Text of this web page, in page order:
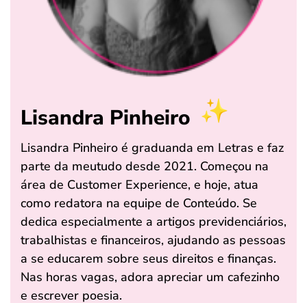
Lisandra Pinheiro
Lisandra Pinheiro é graduanda em Letras e faz
parte da meutudo desde 2021. Começou na
área de Customer Experience, e hoje, atua
como redatora na equipe de Conteúdo. Se
dedica especialmente a artigos previdenciários,
trabalhistas e financeiros, ajudando as pessoas
a se educarem sobre seus direitos e finanças.
Nas horas vagas, adora apreciar um cafezinho
e escrever poesia.